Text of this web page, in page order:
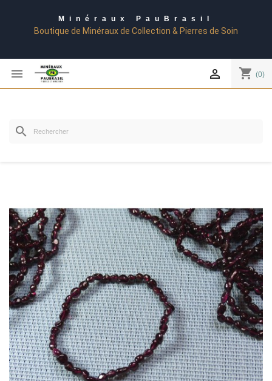
Minéraux PauBrasil
Boutique de Minéraux de Collection & Pierres de Soin
 shopping_cart (0)

search